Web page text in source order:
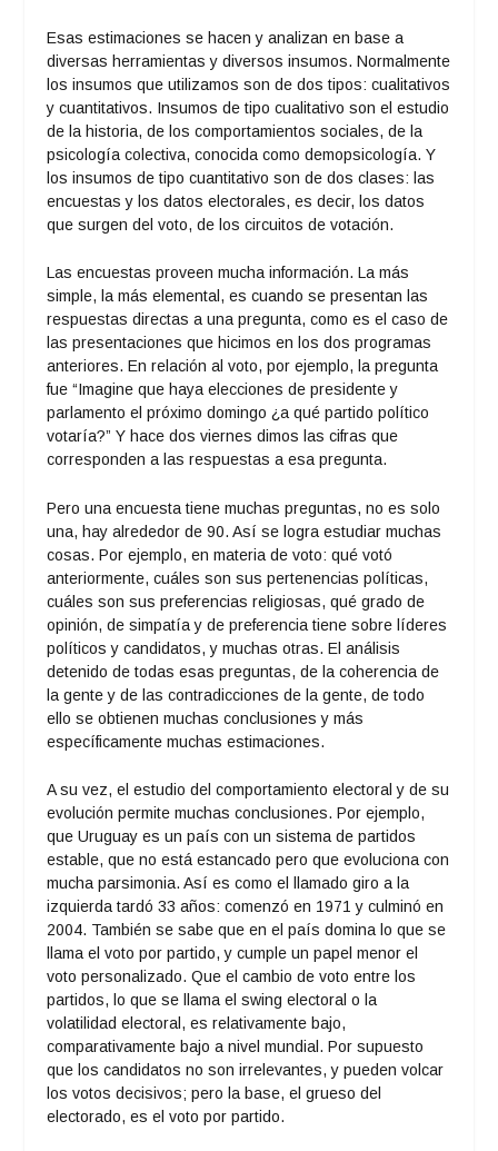
Esas estimaciones se hacen y analizan en base a
diversas herramientas y diversos insumos. Normalmente
los insumos que utilizamos son de dos tipos: cualitativos
y cuantitativos. Insumos de tipo cualitativo son el estudio
de la historia, de los comportamientos sociales, de la
psicología colectiva, conocida como demopsicología. Y
los insumos de tipo cuantitativo son de dos clases: las
encuestas y los datos electorales, es decir, los datos
que surgen del voto, de los circuitos de votación.
Las encuestas proveen mucha información. La más
simple, la más elemental, es cuando se presentan las
respuestas directas a una pregunta, como es el caso de
las presentaciones que hicimos en los dos programas
anteriores. En relación al voto, por ejemplo, la pregunta
fue “Imagine que haya elecciones de presidente y
parlamento el próximo domingo ¿a qué partido político
votaría?” Y hace dos viernes dimos las cifras que
corresponden a las respuestas a esa pregunta.
Pero una encuesta tiene muchas preguntas, no es solo
una, hay alrededor de 90. Así se logra estudiar muchas
cosas. Por ejemplo, en materia de voto: qué votó
anteriormente, cuáles son sus pertenencias políticas,
cuáles son sus preferencias religiosas, qué grado de
opinión, de simpatía y de preferencia tiene sobre líderes
políticos y candidatos, y muchas otras. El análisis
detenido de todas esas preguntas, de la coherencia de
la gente y de las contradicciones de la gente, de todo
ello se obtienen muchas conclusiones y más
específicamente muchas estimaciones.
A su vez, el estudio del comportamiento electoral y de su
evolución permite muchas conclusiones. Por ejemplo,
que Uruguay es un país con un sistema de partidos
estable, que no está estancado pero que evoluciona con
mucha parsimonia. Así es como el llamado giro a la
izquierda tardó 33 años: comenzó en 1971 y culminó en
2004. También se sabe que en el país domina lo que se
llama el voto por partido, y cumple un papel menor el
voto personalizado. Que el cambio de voto entre los
partidos, lo que se llama el swing electoral o la
volatilidad electoral, es relativamente bajo,
comparativamente bajo a nivel mundial. Por supuesto
que los candidatos no son irrelevantes, y pueden volcar
los votos decisivos; pero la base, el grueso del
electorado, es el voto por partido.